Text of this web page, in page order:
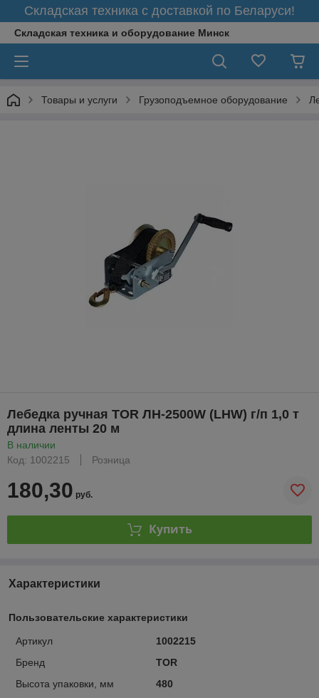
Складская техника с доставкой по Беларуси!
Складская техника и оборудование Минск
Товары и услуги Грузоподъемное оборудование
Лебедка ручная TOR ЛН-2500W (LHW) г/п 1,0 т
длина ленты 20 м
В наличии
Код: 1002215
Розница
180,30 руб.
Купить
Характеристики
Пользовательские характеристики
Артикул
1002215
Бренд
TOR
Высота упаковки, мм
480